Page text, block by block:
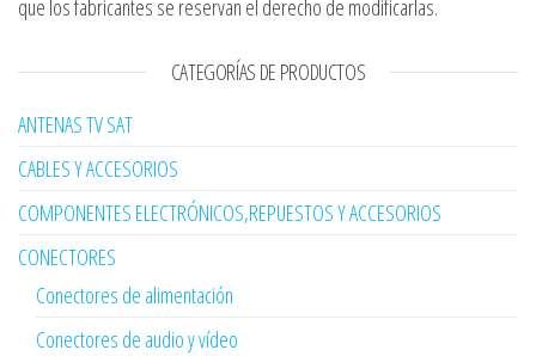
que los fabricantes se reservan el derecho de modificarlas.
CATEGORÍAS DE PRODUCTOS
ANTENAS TV SAT
CABLES Y ACCESORIOS
COMPONENTES ELECTRÓNICOS,REPUESTOS Y ACCESORIOS
CONECTORES
Conectores de alimentación
Conectores de audio y vídeo